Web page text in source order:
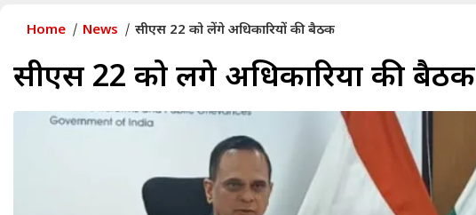
Home News सीएस 22 को लेंगे अधिकारियों की बैठक
सीएस 22 को लेंगे अधिकारियों की बैठक